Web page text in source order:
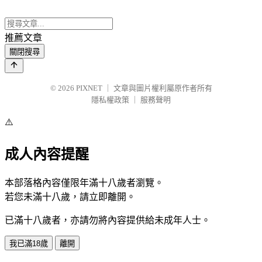
推薦文章
關閉搜尋
© 2026 PIXNET
文章與圖片權利屬原作者所有
隱私權政策
服務聲明
⚠️
成人內容提醒
本部落格內容僅限年滿十八歲者瀏覽。
若您未滿十八歲，請立即離開。
已滿十八歲者，亦請勿將內容提供給未成年人士。
我已滿18歲 離開